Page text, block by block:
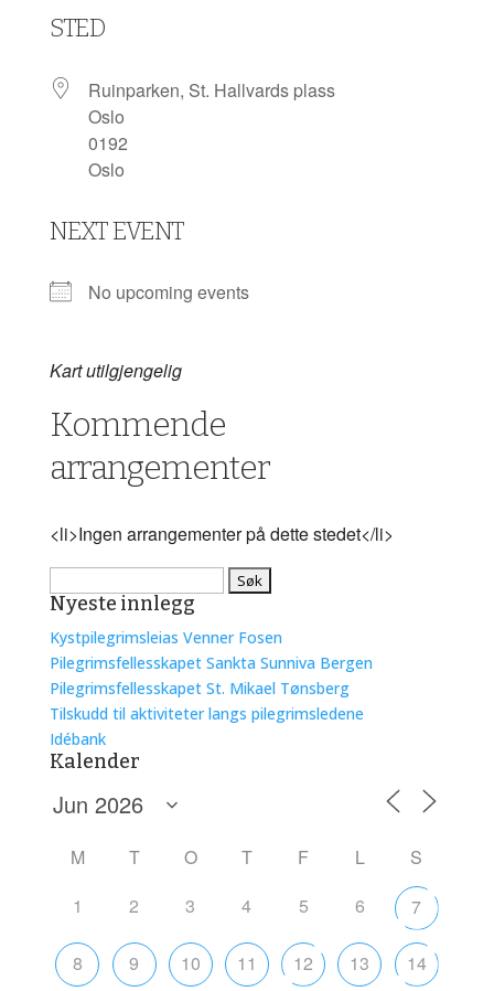
STED
Ruinparken, St. Hallvards plass
Oslo
0192
Oslo
NEXT EVENT
No upcoming events
Kart utilgjengelig
Kommende
arrangementer
<li>Ingen arrangementer på dette stedet</li>
etter:
Nyeste innlegg
Kystpilegrimsleias Venner Fosen
Pilegrimsfellesskapet Sankta Sunniva Bergen
Pilegrimsfellesskapet St. Mikael Tønsberg
Tilskudd til aktiviteter langs pilegrimsledene
Idébank
Kalender
M T O T F L
S
1
2 3 4 5 6 7
8 9 10 11 12 13 14